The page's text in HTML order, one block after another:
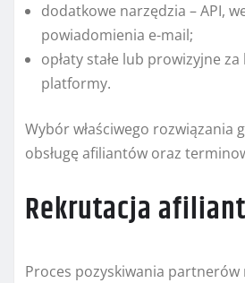
dodatkowe narzędzia – API,
powiadomienia e-mail;
opłaty stałe lub prowizyjne
platformy.
Wybór właściwego rozwiązania
obsługę afiliantów oraz
Rekrutacja
Proces pozyskiwania